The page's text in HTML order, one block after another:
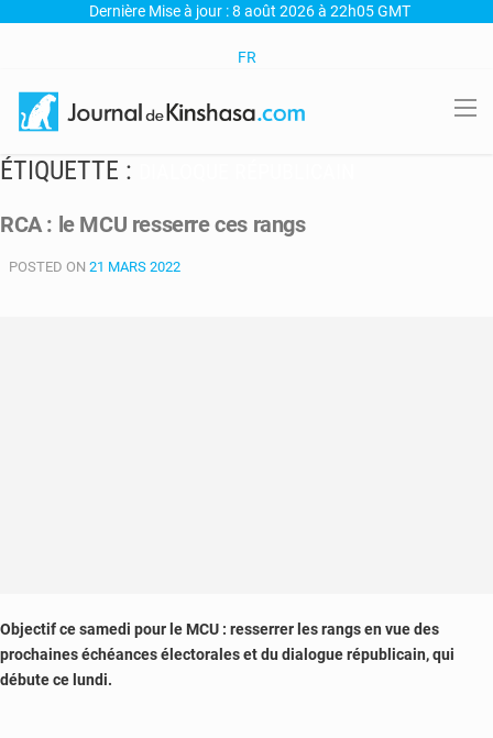
Dernière Mise à jour : 8 août 2026 à 22h05 GMT
FR
ÉTIQUETTE :
RCA : le MCU resserre ces rangs
POSTED ON 21 MARS 2022
Objectif ce samedi pour le MCU : resserrer les rangs en vue des
prochaines échéances électorales et du dialogue républicain, qui
débute ce lundi.